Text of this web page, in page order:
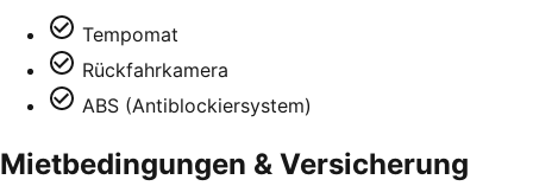
Tempomat
Rückfahrkamera
ABS (Antiblockiersystem)
Mietbedingungen & Versicherung